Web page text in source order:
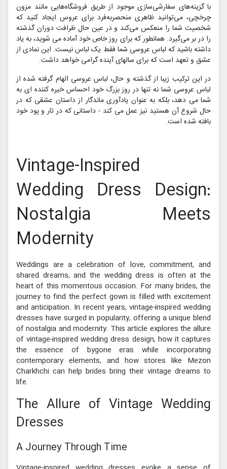
با گزینه‌های سفارشی‌سازی موجود از طریق فروشگاه‌هایی مانند مزون
چرخچی، می‌توانید ظاهری منحصربه‌فرد برای عروس ایجاد کنید که
شخصیت شما را منعکس می‌کند و در عین حال ظرافت دوران گذشته
را در بر می‌گیرد. همانطور که برای روز خاص خود آماده می شوید، به یاد
داشته باشید که لباس عروسی شما فقط یک لباس نیست. این نمادی از
عشق و تعهد است که برای سالهای آینده گرامی خواهد داشت.
در این ترکیب زیبا از گذشته و حال، لباس عروسی الهام گرفته شده از
لباس عروسی شما نه تنها در روز بزرگ خود احساس خیره کننده ای به
شما می دهد، بلکه به عنوان یادآوری ماندگار از داستان عشقی که در
حال شروع آن هستید نیز عمل می کند - داستانی که در تار و پود خود
بافته شده است.
Vintage-Inspired
Wedding Dress Design:
Nostalgia Meets
Modernity
Weddings are a celebration of love, commitment, and
shared dreams, and the wedding dress is often at the
heart of this momentous occasion. For many brides, the
journey to find the perfect gown is filled with excitement
and anticipation. In recent years, vintage-inspired wedding
dresses have surged in popularity, offering a unique blend
of nostalgia and modernity. This article explores the allure
of vintage-inspired wedding dress design, how it captures
the essence of bygone eras while incorporating
contemporary elements, and how stores like Mezon
Charkhchi can help brides bring their vintage dreams to
life.
The Allure of Vintage Wedding
Dresses
A Journey Through Time